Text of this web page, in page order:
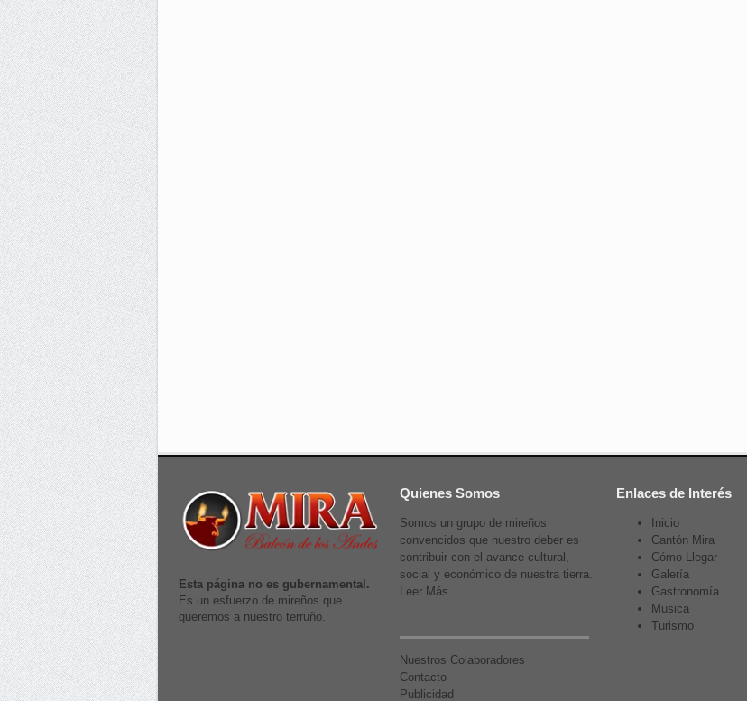
Esta página no es gubernamental.
Es un esfuerzo de mireños que
queremos a nuestro terruño.
Quienes Somos
Somos un grupo de mireños
convencidos que nuestro deber es
contribuir con el avance cultural,
social y económico de nuestra tierra.
Leer Más
Nuestros Colaboradores
Contacto
Publicidad
Enlaces de Interés
Inicio
Cantón Mira
Cómo Llegar
Galería
Gastronomía
Musica
Turismo